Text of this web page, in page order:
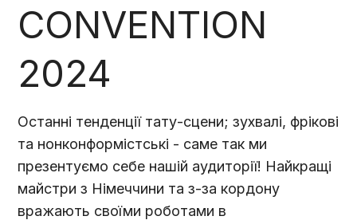
CONVENTION
2024
Останні тенденції тату-сцени; зухвалі, фрікові
та нонконформістські - саме так ми
презентуємо себе нашій аудиторії! Найкращі
майстри з Німеччини та з-за кордону
вражають своїми роботами в